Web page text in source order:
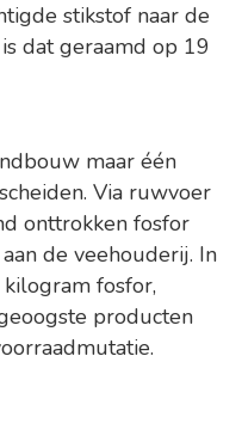
stikstof naar de
dat geraamd op 19
maar één
Via ruwvoer
onttrokken fosfor
de veehouderij. In
fosfor,
producten